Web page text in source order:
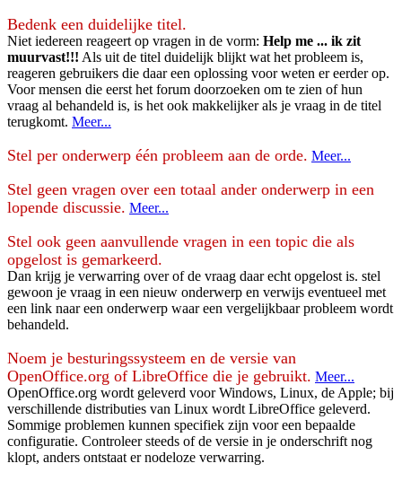
Bedenk een duidelijke titel.
Niet iedereen reageert op vragen in de vorm: Help me ... ik zit
muurvast!!! Als uit de titel duidelijk blijkt wat het probleem is,
reageren gebruikers die daar een oplossing voor weten er eerder op.
Voor mensen die eerst het forum doorzoeken om te zien of hun
vraag al behandeld is, is het ook makkelijker als je vraag in de titel
terugkomt. Meer...
Stel per onderwerp één probleem aan de orde. Meer...
Stel geen vragen over een totaal ander onderwerp in een
lopende discussie. Meer...
Stel ook geen aanvullende vragen in een topic die als
opgelost is gemarkeerd.
Dan krijg je verwarring over of de vraag daar echt opgelost is. stel
gewoon je vraag in een nieuw onderwerp en verwijs eventueel met
een link naar een onderwerp waar een vergelijkbaar probleem wordt
behandeld.
Noem je besturingssysteem en de versie van
OpenOffice.org of LibreOffice die je gebruikt. Meer...
OpenOffice.org wordt geleverd voor Windows, Linux, de Apple; bij
verschillende distributies van Linux wordt LibreOffice geleverd.
Sommige problemen kunnen specifiek zijn voor een bepaalde
configuratie. Controleer steeds of de versie in je onderschrift nog
klopt, anders ontstaat er nodeloze verwarring.